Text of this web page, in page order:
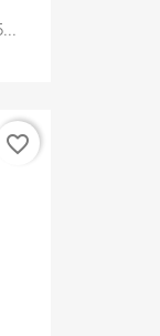
favorite_border